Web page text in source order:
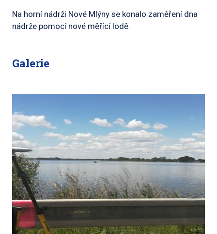
Na horní nádrži Nové Mlýny se konalo zaměření dna
nádrže pomocí nové měřící lodě.
Galerie